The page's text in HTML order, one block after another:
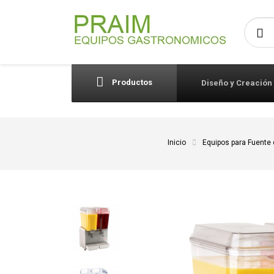
Productos Diseño y
Inicio Equipos para